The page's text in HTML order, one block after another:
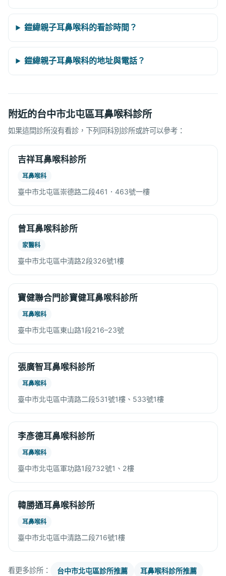
鎧緯親子耳鼻喉科的看診時間？
鎧緯親子耳鼻喉科的地址與電話？
附近的台中市北屯區耳鼻喉科診所
如果這間診所沒有看診，下列同科別診所或許可以參考：
吉祥耳鼻喉科診所
耳鼻喉科
臺中市北屯區崇德路二段461．463號一樓
曾耳鼻喉科診所
家醫科
臺中市北屯區中清路2段326號1樓
寶健聯合門診寶健耳鼻喉科診所
耳鼻喉科
臺中市北屯區東山路1段216–23號
張廣智耳鼻喉科診所
耳鼻喉科
臺中市北屯區中清路二段531號1樓、533號1樓
李彥德耳鼻喉科診所
耳鼻喉科
臺中市北屯區軍功路1段732號1、2樓
韓勝通耳鼻喉科診所
耳鼻喉科
臺中市北屯區中清路二段716號1樓
看更多診所： 台中市北屯區診所推薦 耳鼻喉科診所推薦